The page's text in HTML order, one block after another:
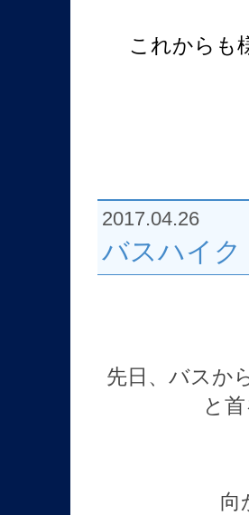
これからも
2017.04.26
バスハイ
先日、バスか
と
向